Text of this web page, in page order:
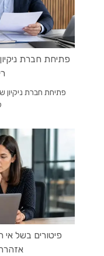
פתיחת חברת ניקיון
פיטורים בשל